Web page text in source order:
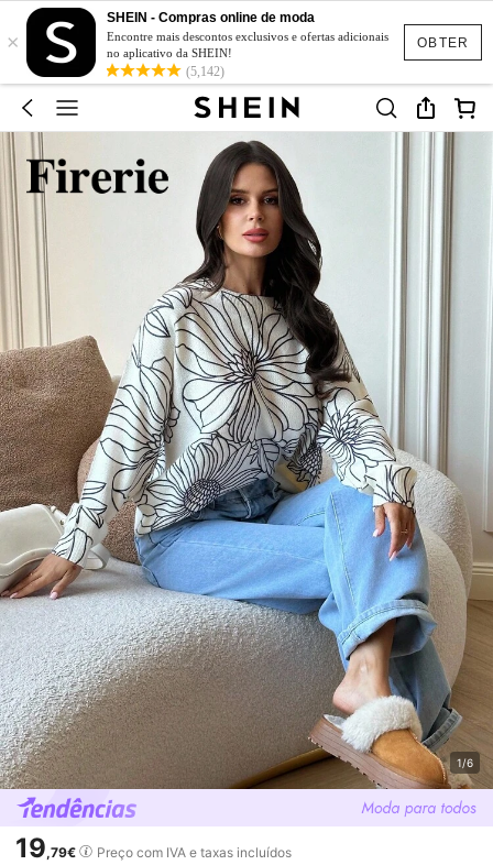
OBTER
×
SHEIN - Compras online de moda
Encontre mais descontos exclusivos e ofertas adicionais
no aplicativo da SHEIN!
(5,142)
1/6
19,79€ Preço com IVA e taxas incluídos